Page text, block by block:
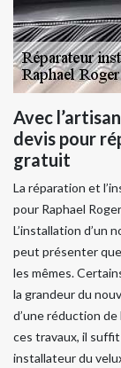
Avec
devis pour
gratuit
La réparation et
pour Raphael
L’installation d’un
peut présenter
les mêmes.
la grandeur du
d’une réduction
ces travaux, il
installateur du